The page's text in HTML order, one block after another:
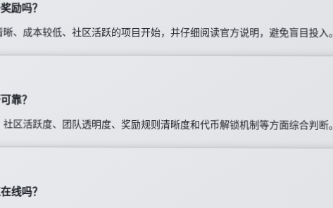
励吗？
、成本较低、社区活跃的项目开始，并仔细阅读官方说明，避免盲目投入。
靠？
区活跃度、团队透明度、奖励规则清晰度和代币解锁机制等方面综合判断。
线吗？